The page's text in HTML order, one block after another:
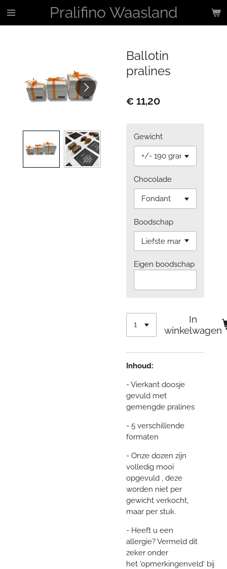
Ga
Pralifino Waasland
Ballotin
pralines
€ 11,20
Gewicht
Chocolade
Boodschap
Eigen boodschap
In
winkelwagen
Inhoud:
- Vierkant doosje
gevuld met
gemengde pralines
- 5 verschillende
formaten
- Onze dozen zijn
volledig mooi
opgevuld , deze
worden niet per
gewicht verkocht,
maar per stuk.
- Heeft u een
allergie? Vermeld dit
zeker onder
het 'opmerkingenveld' bij